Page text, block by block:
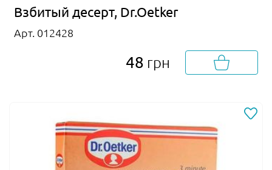
Взбитый десерт, Dr.Oetker
Арт. 012428
48 грн